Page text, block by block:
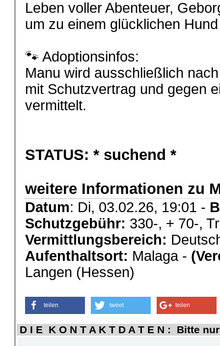
Leben voller Abenteuer,
um zu einem glücklichen
🐾 Adoptionsinfos:
Manu wird ausschließlich
mit Schutzvertrag und gegen
vermittelt.
STATUS: * suchend *
weitere Informationen zu
Datum: Di, 03.02.26, 19:01 -
Schutzgebühr: 330-, + 70-,
Vermittlungsbereich:
Aufenthaltsort: Malaga -
Langen (Hessen)
teilen tweet teilen
D I E K O N T A K T D A T E N : Bitte